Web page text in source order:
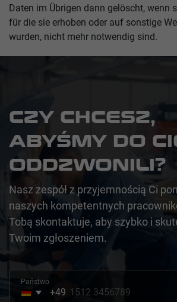
Daten im Übrigen dann gelöscht, wenn
für die sie erhoben oder auf sonstige
wurden, nicht mehr notwendig sind.
CZY CHCESZ,
ABYŚMY DO
ODDZWONILI?
Nasz zespół z przyjemnością Ci
naszych kompetentnych
Tobą skontaktuje, aby szybko i
Twoim zgłoszeniem.
Państwo
Germany
+49